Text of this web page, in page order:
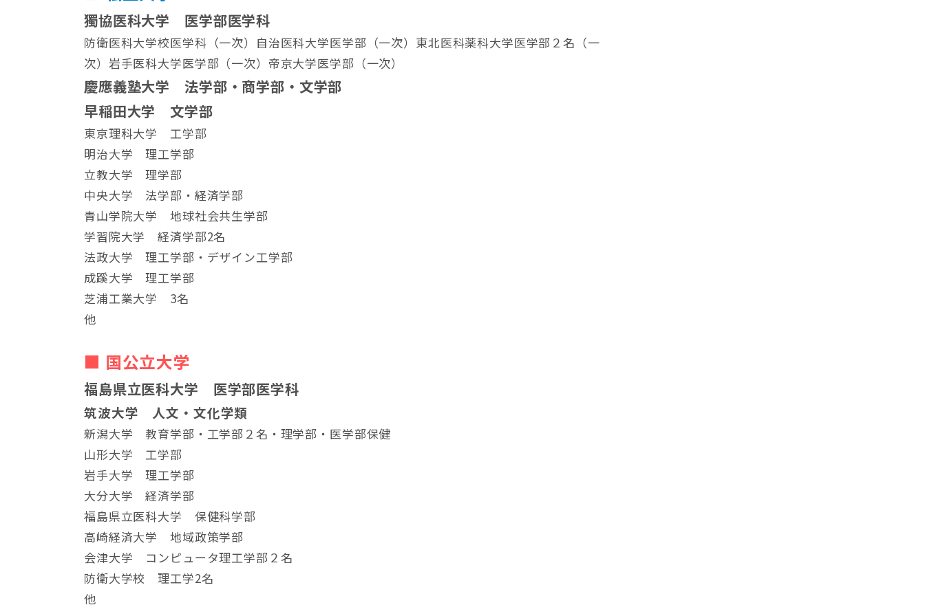
獨協医科大学 医学部医学科
防衛医科大学校医学科（一次）自治医科大学医学部（一次）東北医科薬科大学医学部２名（一
次）岩手医科大学医学部（一次）帝京大学医学部（一次）
慶應義塾大学 法学部・商学部・文学部
早稲田大学 文学部
東京理科大学 工学部
明治大学 理工学部
立教大学 理学部
中央大学 法学部・経済学部
青山学院大学 地球社会共生学部
学習院大学 経済学部2名
法政大学 理工学部・デザイン工学部
成蹊大学 理工学部
芝浦工業大学 3名
他
■ 国公立大学
福島県立医科大学 医学部医学科
筑波大学 人文・文化学類
新潟大学 教育学部・工学部２名・理学部・医学部保健
山形大学 工学部
岩手大学 理工学部
大分大学 経済学部
福島県立医科大学 保健科学部
高崎経済大学 地域政策学部
会津大学 コンピュータ理工学部２名
防衛大学校 理工学2名
他